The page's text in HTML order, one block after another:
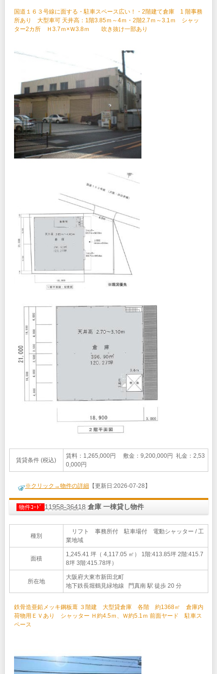
国道１６３号線に面する・駐車スペース広い！・2階建て倉庫 1 階事務
所あり 大型車可 天井高：1階3.85ｍ～4ｍ・2階2.7ｍ～3.1ｍ シャッ
ター2カ所 Ｈ3.7ｍ×Ｗ3.8ｍ 吹き抜け一部あり
賃貸条件 (税込)
賃料：1,265,000円 敷金：9,200,000円 礼金：2,53
0,000円
※クリック→物件の詳細 【更新日:2026-07-28】
物件ｺｰﾄﾞ 11958-36418 倉庫 一棟貸し物件
種別
リフト 事務所付 駐車場付 電動シャッター / 工
業地域
面積
1,245.41 坪（ 4,117.05 ㎡）
1階:413.85坪 2階:415.7
8坪 3階:415.78坪）
所在地
大阪府大東市新田北町
地下鉄長堀鶴見緑地線 門真南 駅 徒歩 20 分
鉄骨造亜鉛メッキ鋼板葺 ３階建 大型貸倉庫 各階 約1368㎡ 倉庫内
荷物用ＥＶあり シャッター Ｈ約4.5ｍ、Ｗ約5.1ｍ 前面ヤード 駐車ス
ペース